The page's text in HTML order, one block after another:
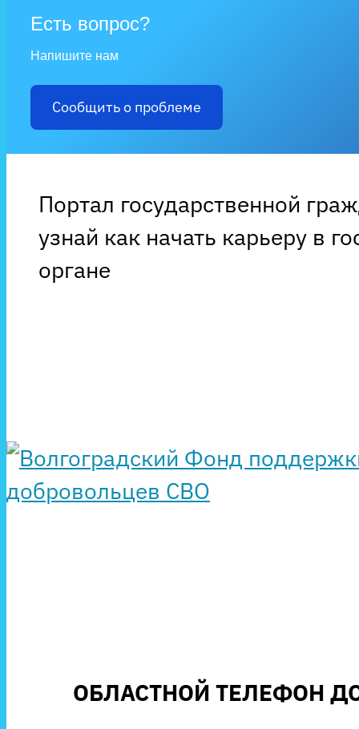
Есть вопрос?
Напишите нам
Сообщить о проблеме
Портал государственной
узнай как начать карьеру в
органе
ОБЛАСТНОЙ ТЕЛЕФОН